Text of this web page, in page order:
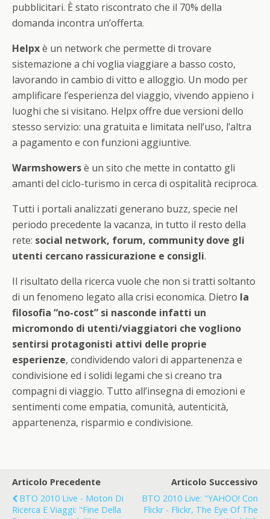
pubblicitari. È stato riscontrato che il 70% della
domanda incontra un’offerta.
Helpxè un network che permette di trovare
sistemazione a chi voglia viaggiare a basso costo,
lavorando in cambio di vitto e alloggio. Un modo per
amplificare l’esperienza del viaggio, vivendo appieno i
luoghi che si visitano. Helpx offre due versioni dello
stesso servizio: una gratuita e limitata nell’uso, l’altra
a pagamento e con funzioni aggiuntive.
Warmshowersè un sito che mette in contatto gli
amanti del ciclo-turismo in cerca di ospitalità reciproca.
Tutti i portali analizzati generano buzz, specie nel
periodo precedente la vacanza, in tutto il resto della
rete: social network, forum, community dove gli
utenti cercano rassicurazione e consigli.
Il risultato della ricerca vuole che non si tratti soltanto
di un fenomeno legato alla crisi economica. Dietro la
filosofia “no-cost” si nasconde infatti un
micromondo di utenti/viaggiatori che vogliono
sentirsi protagonisti attivi delle proprie
esperienze, condividendo valori di appartenenza e
condivisione ed i solidi legami che si creano tra
compagni di viaggio. Tutto all’insegna di emozioni e
sentimenti come empatia, comunità, autenticità,
appartenenza, risparmio e condivisione.
Articolo Precedente
BTO 2010 Live - Motori Di
Ricerca E Viaggi: "Fine Della
Articolo Successivo
BTO 2010 Live: "YAHOO! Con
Flickr - Flickr, The Eye Of The